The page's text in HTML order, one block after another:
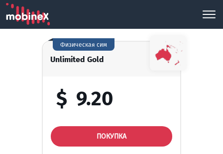
Unlimited Gold
Физическая сим
$ 9.20
ПОКУПКА